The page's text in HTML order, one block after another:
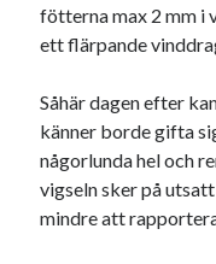
fötterna max 2 mm i
ett flärpande
Såhär dagen efter
känner borde gifta
någorlunda hel och
vigseln sker på
mindre att